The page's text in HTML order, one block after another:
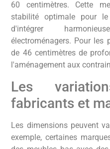
60 centimètres. Cette
stabilité optimale pour
d'intégrer
électroménagers. Pour les
de 46 centimètres de
l'aménagement aux
Les
fabricants et
Les dimensions peuvent
exemple, certaines